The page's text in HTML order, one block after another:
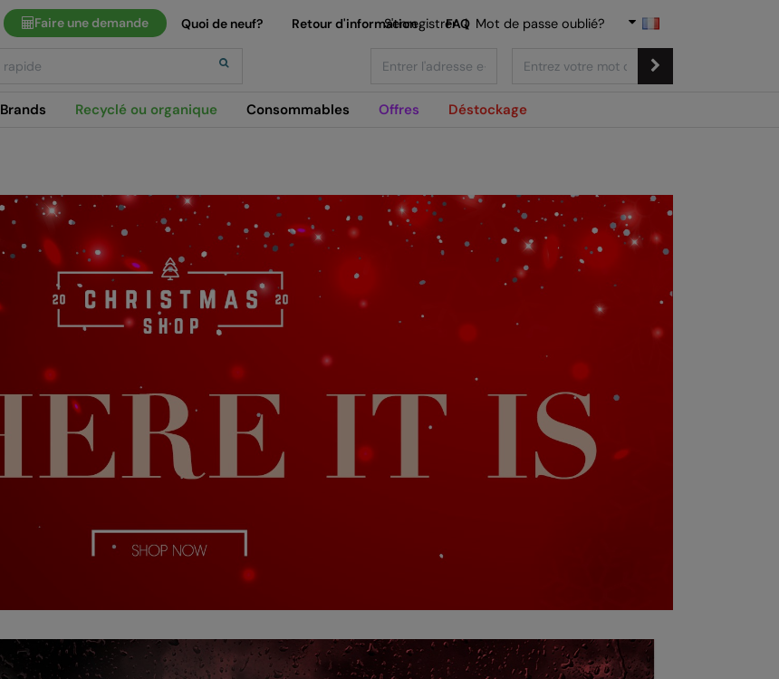
Brands Recyclé ou organique Consommables Offres Déstockage
Faire une demande Quoi de neuf? Retour d'information FAQ
S'enregistrer | Mot de passe oublié?